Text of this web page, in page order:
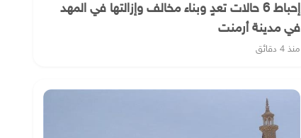
إحباط 6 حالات تعدٍ وبناء مخالف وإزالتها في المهد
في مدينة أرمنت
منذ 4 دقائق